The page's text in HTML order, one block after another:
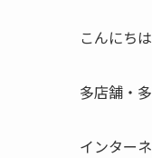
こんにち
多店舗・
インター